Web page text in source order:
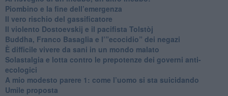
​Piombino e la fine dell’emergenza
​Il vero rischio del gassificatore
​Il violento Dostoevskij e il pacifista Tolstòj
​Buddha, Franco Basaglia e l’”ecocidio” dei negazi
​È difficile vivere da sani in un mondo malato
Solastalgia e lotta contro le prepotenze dei governi anti-
ecologici
​A mio modesto parere 1: come l’uomo si sta suicidando
​Umile proposta